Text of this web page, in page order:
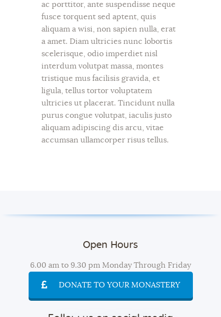
ac porttitor, ante suspendisse neque
fusce torquent sed aptent, quis
aliquam a wisi, non sapien nulla, erat
a amet. Diam ultricies nunc lobortis
scelerisque, odio imperdiet nisl
interdum volutpat massa, montes
tristique mus facilisis gravida, et
ligula, tellus tortor voluptatem
ultricies ut placerat. Tincidunt nulla
purus congue volutpat, iaculis justo
aliquam adipiscing dis arcu, vitae
accumsan ullamcorper risus tellus.
Open Hours
6.00 am to 9.30 pm Monday Through Friday
DONATE TO YOUR MONASTERY